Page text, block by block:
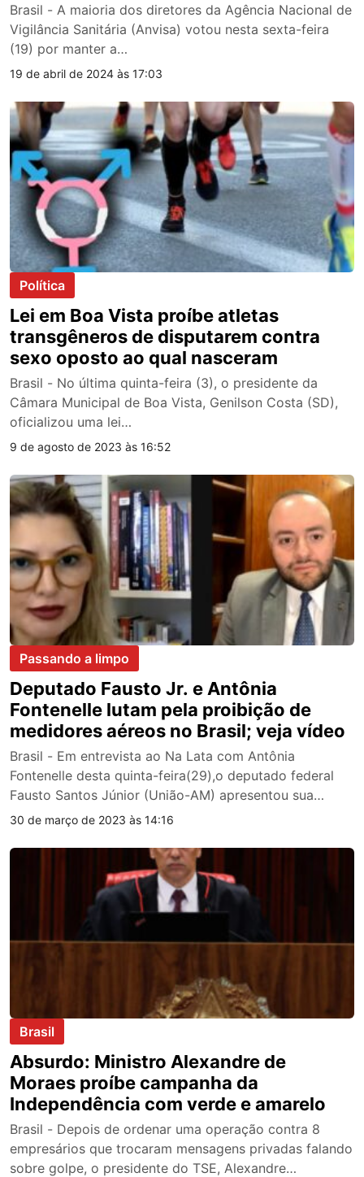
Brasil - A maioria dos diretores da Agência Nacional de
Vigilância Sanitária (Anvisa) votou nesta sexta-feira
(19) por manter a…
19 de abril de 2024 às 17:03
Política
Lei em Boa Vista proíbe atletas
transgêneros de disputarem contra
sexo oposto ao qual nasceram
Brasil - No última quinta-feira (3), o presidente da
Câmara Municipal de Boa Vista, Genilson Costa (SD),
oficializou uma lei…
9 de agosto de 2023 às 16:52
Passando a limpo
Deputado Fausto Jr. e Antônia
Fontenelle lutam pela proibição de
medidores aéreos no Brasil; veja vídeo
Brasil - Em entrevista ao Na Lata com Antônia
Fontenelle desta quinta-feira(29),o deputado federal
Fausto Santos Júnior (União-AM) apresentou sua…
30 de março de 2023 às 14:16
Brasil
Absurdo: Ministro Alexandre de
Moraes proíbe campanha da
Independência com verde e amarelo
Brasil - Depois de ordenar uma operação contra 8
empresários que trocaram mensagens privadas falando
sobre golpe, o presidente do TSE, Alexandre…